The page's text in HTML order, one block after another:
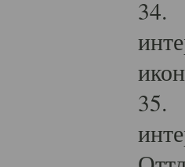
34.
35.